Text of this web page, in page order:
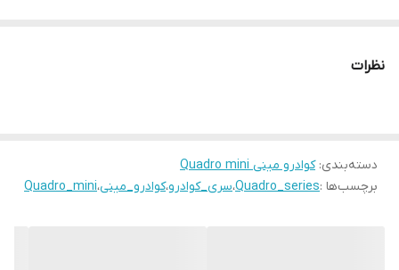
نظرات
دسته‌بندی:کوادرو مینی Quadro mini
برچسب‌ها :Quadro_series،سری_کوادرو،کوادرو_مینی،Quadro_mini